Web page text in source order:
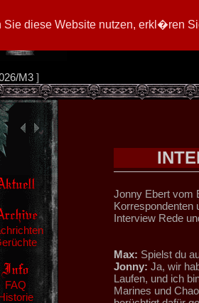
diese Website nutzen, erkl�ren
M3]
FAQ
Jonny Ebert vom
Korrespondenten
Interview Rede
Max: Spielst du
Jonny: Ja, wir
Laufen, und ich
Marines und